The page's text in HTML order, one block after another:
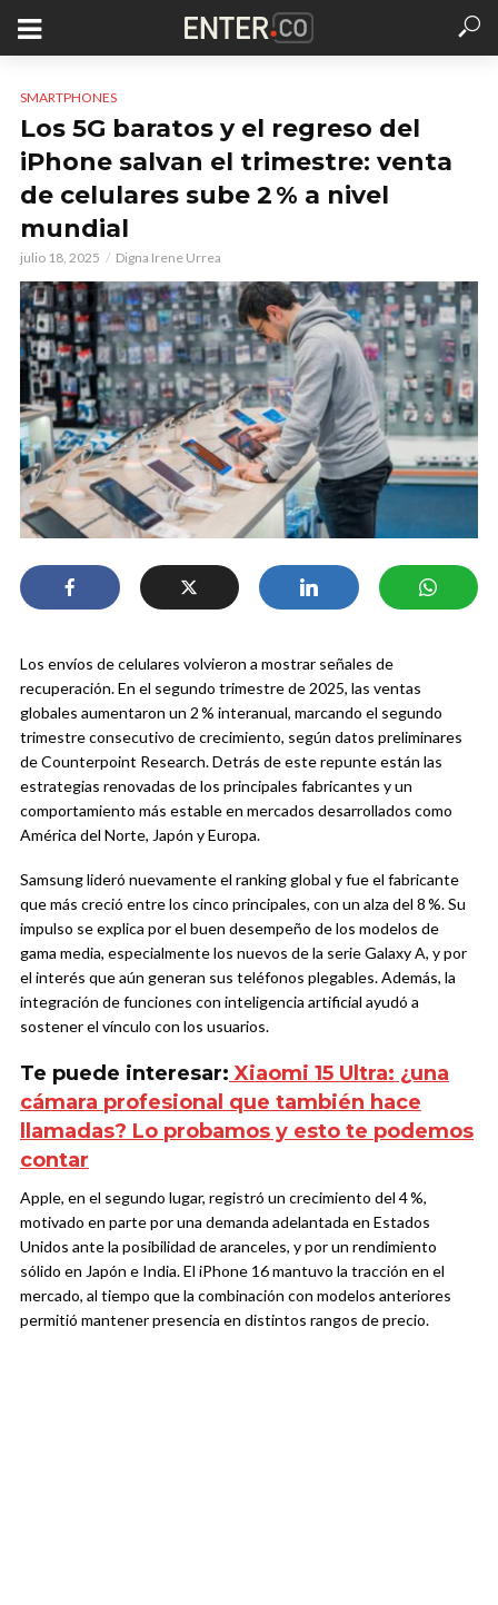
SMARTPHONES
Los 5G baratos y el regreso del
iPhone salvan el trimestre: venta
de celulares sube 2 % a nivel
mundial
julio 18, 2025 Digna Irene Urrea
Los envíos de celulares volvieron a mostrar señales de
recuperación. En el segundo trimestre de 2025, las ventas
globales aumentaron un 2 % interanual, marcando el segundo
trimestre consecutivo de crecimiento, según datos preliminares
de Counterpoint Research. Detrás de este repunte están las
estrategias renovadas de los principales fabricantes y un
comportamiento más estable en mercados desarrollados como
América del Norte, Japón y Europa.
Samsung lideró nuevamente el ranking global y fue el fabricante
que más creció entre los cinco principales, con un alza del 8 %. Su
impulso se explica por el buen desempeño de los modelos de
gama media, especialmente los nuevos de la serie Galaxy A, y por
el interés que aún generan sus teléfonos plegables. Además, la
integración de funciones con inteligencia artificial ayudó a
sostener el vínculo con los usuarios.
Te puede interesar: Xiaomi 15 Ultra: ¿una
cámara profesional que también hace
llamadas? Lo probamos y esto te podemos
contar
Apple, en el segundo lugar, registró un crecimiento del 4 %,
motivado en parte por una demanda adelantada en Estados
Unidos ante la posibilidad de aranceles, y por un rendimiento
sólido en Japón e India. El iPhone 16 mantuvo la tracción en el
mercado, al tiempo que la combinación con modelos anteriores
permitió mantener presencia en distintos rangos de precio.